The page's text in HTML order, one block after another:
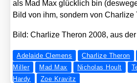
als Mad Max glück­lich bin
Bild von ihm, son­dern von
Bild: Char­li­ze The­ron 2008, aus
Adelaide Clemens Charlize Theron
Miller
Mad Max Nicholas Hoult
Hardy
Zoe Kravitz